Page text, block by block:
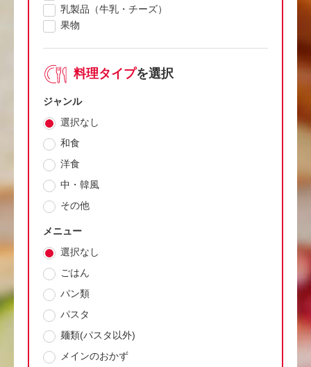
乳製品（牛乳・チーズ）
果物
料理タイプを選択
ジャンル
選択なし
和食
洋食
中・韓風
その他
メニュー
選択なし
ごはん
パン類
パスタ
麺類(パスタ以外)
メインのおかず